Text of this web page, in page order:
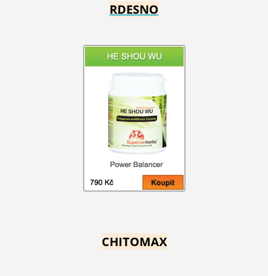
RDESNO
CHITOMAX